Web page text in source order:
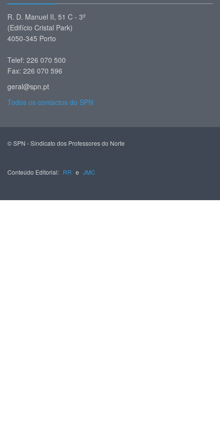
R. D. Manuel II, 51 C - 3º
(Edifício Cristal Park)
4050-345 Porto
Telef: 226 070 500
Fax: 226 070 596
geral@spn.pt
Todos os contactos do SPN
© SPN - Sindicato dos Professores do Norte
Conteúdo Editorial: RR e JMC